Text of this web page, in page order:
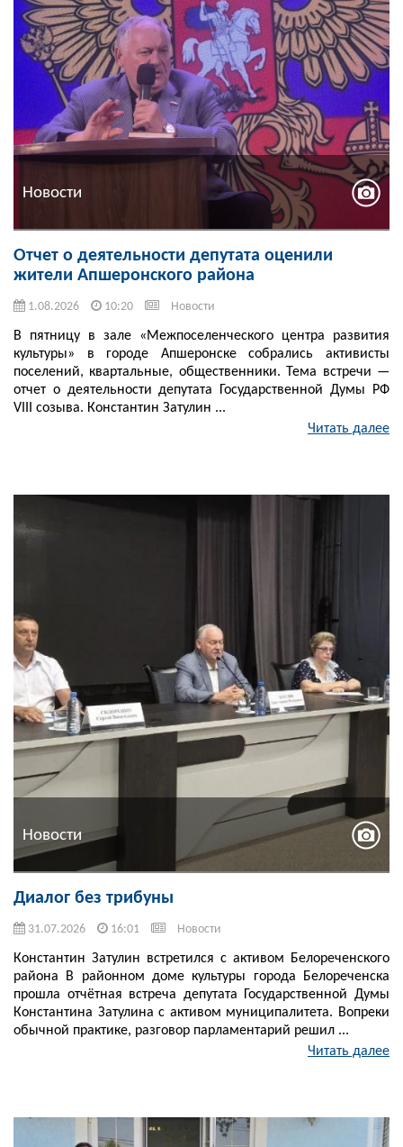
Новости
Отчет о деятельности депутата оценили
жители Апшеронского района
1.08.2026 10:20 Новости
В пятницу в зале «Межпоселенческого центра развития
культуры» в городе Апшеронске собрались активисты
поселений, квартальные, общественники. Тема встречи —
отчет о деятельности депутата Государственной Думы РФ
VIII созыва. Константин Затулин ...
Читать далее
Новости
Диалог без трибуны
31.07.2026 16:01 Новости
Константин Затулин встретился с активом Белореченского
района В районном доме культуры города Белореченска
прошла отчётная встреча депутата Государственной Думы
Константина Затулина с активом муниципалитета. Вопреки
обычной практике, разговор парламентарий решил ...
Читать далее